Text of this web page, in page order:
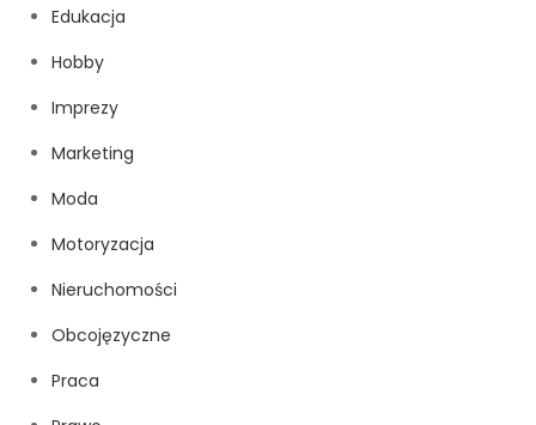
Edukacja
Hobby
Imprezy
Marketing
Moda
Motoryzacja
Nieruchomości
Obcojęzyczne
Praca